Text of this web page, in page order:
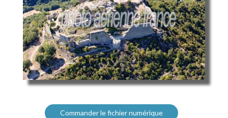
Commander le fichier numérique